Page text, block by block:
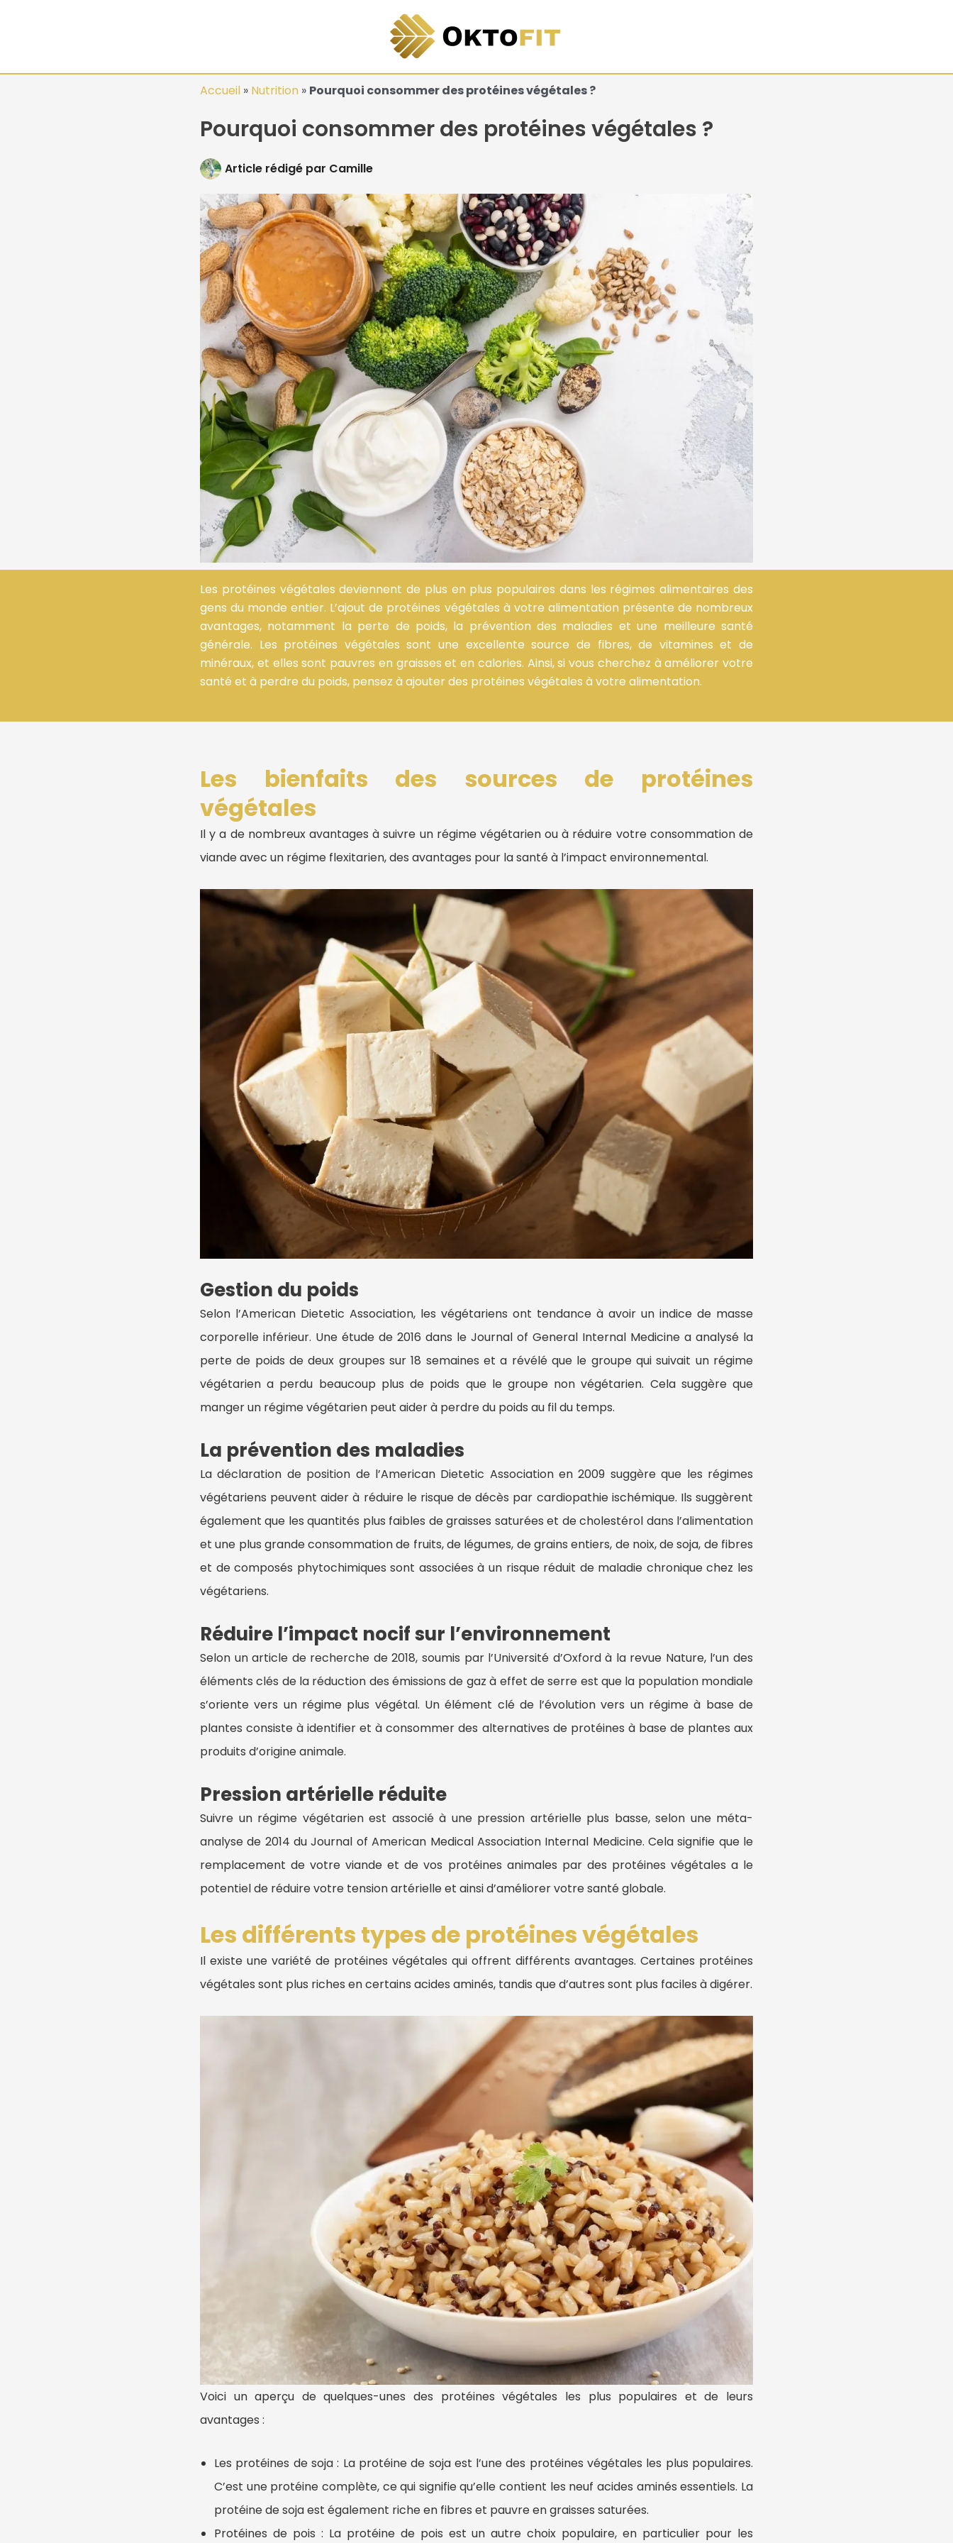
Accueil » Nutrition » Pourquoi consommer des protéines végétales ?
Pourquoi consommer des protéines végétales ?
Article rédigé par Camille
Les protéines végétales deviennent de plus en plus populaires dans les régimes alimentaires des
gens du monde entier. L’ajout de protéines végétales à votre alimentation présente de nombreux
avantages, notamment la perte de poids, la prévention des maladies et une meilleure santé
générale. Les protéines végétales sont une excellente source de fibres, de vitamines et de
minéraux, et elles sont pauvres en graisses et en calories. Ainsi, si vous cherchez à améliorer votre
santé et à perdre du poids, pensez à ajouter des protéines végétales à votre alimentation.
Les bienfaits des sources de protéines
végétales
Il y a de nombreux avantages à suivre un régime végétarien ou à réduire votre consommation de
viande avec un régime flexitarien, des avantages pour la santé à l’impact environnemental.
Gestion du poids
Selon l’American Dietetic Association, les végétariens ont tendance à avoir un indice de masse
corporelle inférieur. Une étude de 2016 dans le Journal of General Internal Medicine a analysé la
perte de poids de deux groupes sur 18 semaines et a révélé que le groupe qui suivait un régime
végétarien a perdu beaucoup plus de poids que le groupe non végétarien. Cela suggère que
manger un régime végétarien peut aider à perdre du poids au fil du temps.
La prévention des maladies
La déclaration de position de l’American Dietetic Association en 2009 suggère que les régimes
végétariens peuvent aider à réduire le risque de décès par cardiopathie ischémique. Ils suggèrent
également que les quantités plus faibles de graisses saturées et de cholestérol dans l’alimentation
et une plus grande consommation de fruits, de légumes, de grains entiers, de noix, de soja, de fibres
et de composés phytochimiques sont associées à un risque réduit de maladie chronique chez les
végétariens.
Réduire l’impact nocif sur l’environnement
Selon un article de recherche de 2018, soumis par l’Université d’Oxford à la revue Nature, l’un des
éléments clés de la réduction des émissions de gaz à effet de serre est que la population mondiale
s’oriente vers un régime plus végétal. Un élément clé de l’évolution vers un régime à base de
plantes consiste à identifier et à consommer des alternatives de protéines à base de plantes aux
produits d’origine animale.
Pression artérielle réduite
Suivre un régime végétarien est associé à une pression artérielle plus basse, selon une méta-
analyse de 2014 du Journal of American Medical Association Internal Medicine. Cela signifie que le
remplacement de votre viande et de vos protéines animales par des protéines végétales a le
potentiel de réduire votre tension artérielle et ainsi d’améliorer votre santé globale.
Les différents types de protéines végétales
Il existe une variété de protéines végétales qui offrent différents avantages. Certaines protéines
végétales sont plus riches en certains acides aminés, tandis que d’autres sont plus faciles à digérer.
Voici un aperçu de quelques-unes des protéines végétales les plus populaires et de leurs
avantages :
Les protéines de soja : La protéine de soja est l’une des protéines végétales les plus populaires.
C’est une protéine complète, ce qui signifie qu’elle contient les neuf acides aminés essentiels. La
protéine de soja est également riche en fibres et pauvre en graisses saturées.
Protéines de pois : La protéine de pois est un autre choix populaire, en particulier pour les